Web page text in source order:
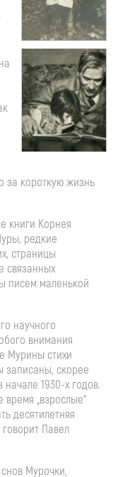
за короткую жизнь
книги Корнея
редкие
страницы
связанных
писем маленькой
научного
внимания
Мурины стихи
записаны, скорее
начале 1930-х годов.
„взрослые“
десятилетняя
Павел
Мурочки,